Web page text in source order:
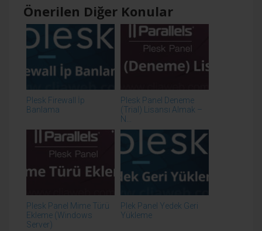
Önerilen Diğer Konular
Plesk Firewall İp
Banlama
Plesk Panel Deneme
(Trial) Lisansı Almak –
N...
Plesk Panel Mime Türü
Ekleme (Windows
Server)
Plek Panel Yedek Geri
Yükleme